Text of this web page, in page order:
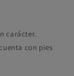
carácter.
con pies